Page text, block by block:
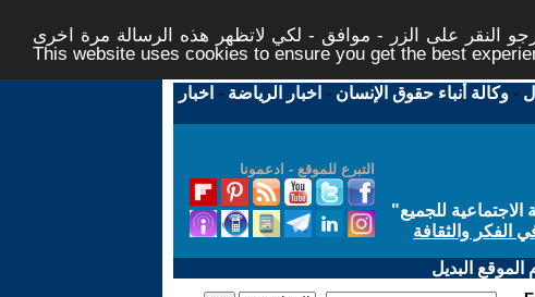
النقر على الزر - موافق - لكي لاتظهر هذه الرسالة مرة اخرى -
This website uses cookies to ensure you get the best
-وكالة أنباء حقوق الإنسان - اخبار الرياضة - اخبار
التبرع للموقع - ادعمونا
للجميع"
الفكر والثقافة
البديل